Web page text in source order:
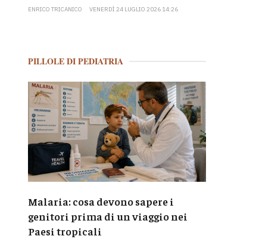
ENRICO TRICANICO VENERDÌ 24 LUGLIO 2026 14:26
PILLOLE DI PEDIATRIA
Malaria: cosa devono sapere i
genitori prima di un viaggio nei
Paesi tropicali